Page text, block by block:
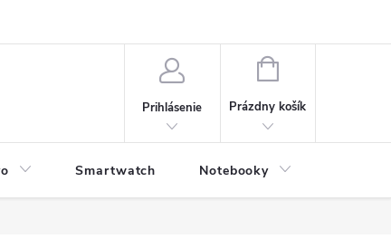
Prihlásenie
NÁKUPNÝ
Prázdny košík
Smartwatch Notebooky